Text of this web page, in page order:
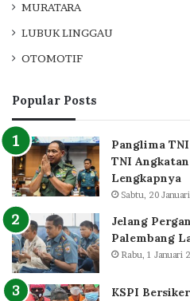
MURATARA
LUBUK LINGGAU
OTOMOTIF
Popular Posts
Panglima
TNI
Lengkapnya
Sabtu, 20
Jelang
Palembang
Rabu, 1 Januari
KSPI